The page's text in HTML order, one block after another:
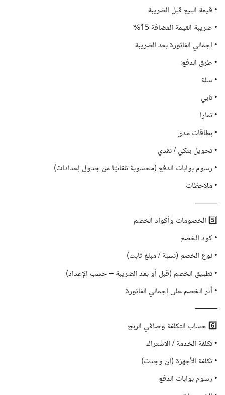
• قيمة البيع قبل الضريبة
• ضريبة القيمة المضافة 15%
• إجمالي الفاتورة بعد الضريبة
• طرق الدفع:
• سلة
• تابي
• تمارا
• بطاقات مدى
• تحويل بنكي / نقدي
• رسوم بوابات الدفع (محسوبة تلقائيًا من جدول إعدادات)
• ملاحظات
⸻
5️⃣ الخصومات وأكواد الخصم
• كود الخصم
• نوع الخصم (نسبة / مبلغ ثابت)
• تطبيق الخصم (قبل أو بعد الضريبة – حسب الإعداد)
• أثر الخصم على إجمالي الفاتورة
⸻
6️⃣ حساب التكلفة وصافي الربح
• تكلفة الخدمة / الاشتراك
• تكلفة الأجهزة (إن وجدت)
• رسوم بوابات الدفع